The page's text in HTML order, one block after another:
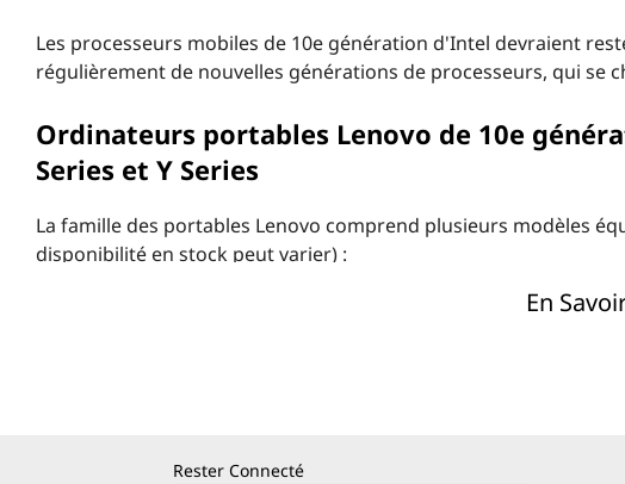
Les processeurs mobiles de 10e génération d'Intel devraient
régulièrement de nouvelles générations de processeurs, qui se
Ordinateurs portables Lenovo de 10e
Series et Y Series
La famille des portables Lenovo comprend plusieurs modèles
disponibilité en stock peut varier) :
ThinkPad : Le plus grand nom des ordinateurs portables
Postes de travail portables : Les meilleurs composants
En
Rester Connecté